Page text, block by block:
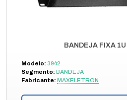
BANDEJA FIXA 1U
Modelo: 3942
Segmento: BANDEJA
Fabricante: MAXELETRON